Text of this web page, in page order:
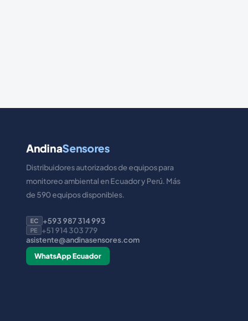
AndinaSensores
Distribuidores autorizados de equipos para
monitoreo ambiental en Ecuador y Perú. Más
de 590 equipos disponibles.
EC +593 987 314 993
PE
+51 914 303 779
asistente@andinasensores.com
WhatsApp Ecuador